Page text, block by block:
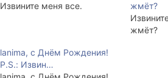
Извините меня все.
жмёт?
жмёт?
lanima, с Днём Рождения!
P.S.: Извин…